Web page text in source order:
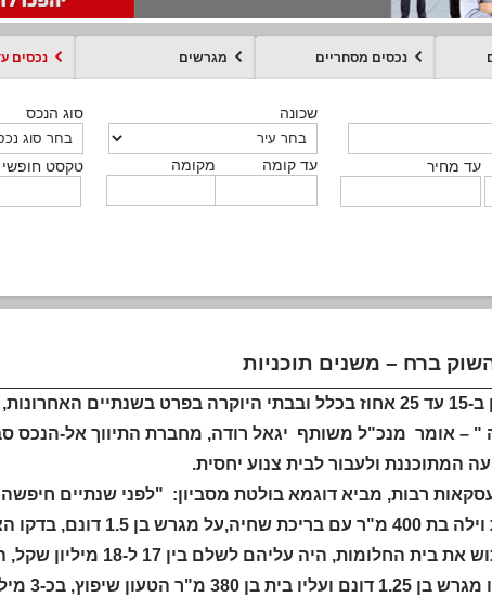
נכסים מסחריים מגרשים נכסים עד 2 מיליון
עד מחיר
שכונה
מקומה עד קומה
סוג הנכס
טקסט חופשי עד מחיר
שכונה
מקומה עד קומה
סוג הנכס
טקסט חופשי עד מחיר
שכונה
מקומה עד קומה
סוג הנכס
טקסט חופשי עד מחיר
שכונה
מקומה עד קומה
סוג עסקה
טקסט חופשי
מקומה
עד קומה
שכונה
טקסט חופשי
סוג הנכס
עד מחיר
שכונה
מקומה עד קומה
טקסט חופשי
ברח – משנים תוכניות
"התייקרות הנדל"ן ב-15 עד 25 אחוז בכלל ובבתי היוקרה בפרט
" – אומר מנכ"ל משותף יגאל רודה, מחברת התיווך אל-הנכס
המתוכננת ולעבור לבית צנוע יחסית.
רבות, מביא דוגמא בולטת מסביון: "לפני שנתיים
באקדמיה – לקנות וילה בת
עלו. היום, כדי לרכוש את